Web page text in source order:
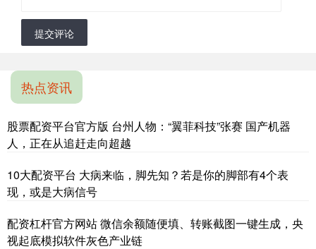
提交评论
热点资讯
股票配资平台官方版 台州人物：“翼菲科技”张赛 国产机器
人，正在从追赶走向超越
10大配资平台 大病来临，脚先知？若是你的脚部有4个表
现，或是大病信号
配资杠杆官方网站 微信余额随便填、转账截图一键生成，央
视起底模拟软件灰色产业链